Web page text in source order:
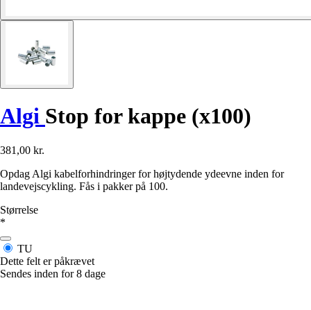
Algi Stop for kappe (x100)
381,00 kr.
Opdag Algi kabelforhindringer for højtydende ydeevne inden for
landevejscykling. Fås i pakker på 100.
Størrelse
*
TU
Dette felt er påkrævet
Sendes inden for 8 dage